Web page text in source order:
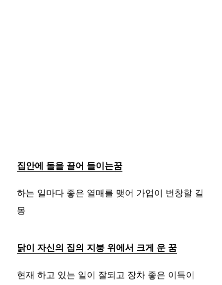
집안에 돌을 끌어 들이는꿈
하는 일마다 좋은 열매를 맺어 가업이 번창할 길
몽
닭이 자신의 집의 지붕 위에서 크게 운 꿈
현재 하고 있는 일이 잘되고 장차 좋은 이득이